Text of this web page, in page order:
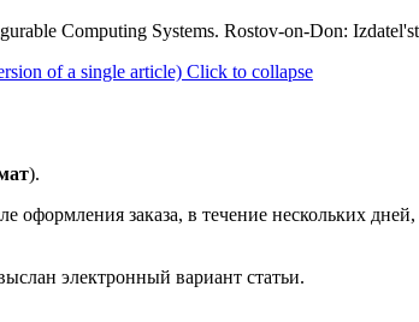
Computing Systems. Rostov-on-Don:
of a single article) Click to collapse
).
оформления заказа, в течение нескольких
электронный вариант статьи.